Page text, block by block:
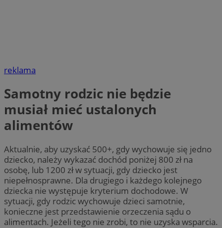
reklama
Samotny rodzic nie będzie
musiał mieć ustalonych
alimentów
Aktualnie, aby uzyskać 500+, gdy wychowuje się jedno
dziecko, należy wykazać dochód poniżej 800 zł na
osobę, lub 1200 zł w sytuacji, gdy dziecko jest
niepełnosprawne. Dla drugiego i każdego kolejnego
dziecka nie występuje kryterium dochodowe. W
sytuacji, gdy rodzic wychowuje dzieci samotnie,
konieczne jest przedstawienie orzeczenia sądu o
alimentach. Jeżeli tego nie zrobi, to nie uzyska wsparcia.